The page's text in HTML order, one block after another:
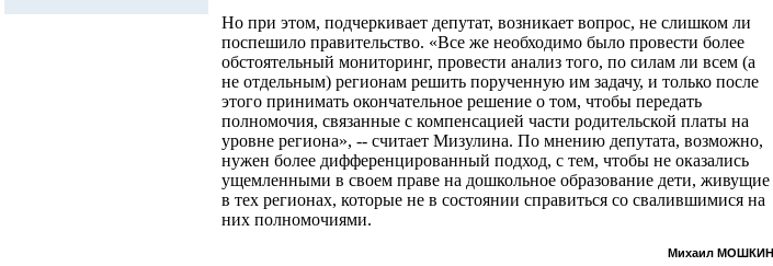
Но при этом, подчеркивает депутат, возникает вопрос, не слишком ли
поспешило правительство. «Все же необходимо было провести более
обстоятельный мониторинг, провести анализ того, по силам ли всем (а
не отдельным) регионам решить порученную им задачу, и только после
этого принимать окончательное решение о том, чтобы передать
полномочия, связанные с компенсацией части родительской платы на
уровне региона», -- считает Мизулина. По мнению депутата, возможно,
нужен более дифференцированный подход, с тем, чтобы не оказались
ущемленными в своем праве на дошкольное образование дети, живущие
в тех регионах, которые не в состоянии справиться со свалившимися на
них полномочиями.
Михаил МОШКИН